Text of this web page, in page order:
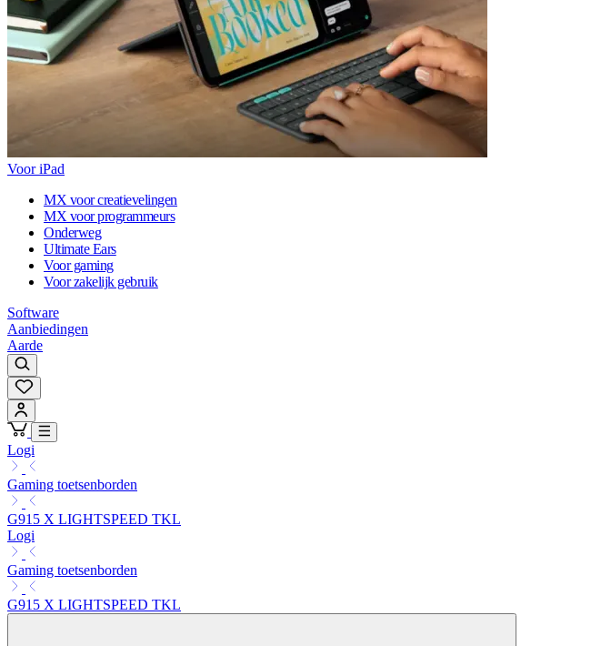
Voor iPad
MX voor creatievelingen
MX voor programmeurs
Onderweg
Ultimate Ears
Voor gaming
Voor zakelijk gebruik
Software
Aanbiedingen
Aarde
Logi
Gaming toetsenborden
G915 X LIGHTSPEED TKL
Logi
Gaming toetsenborden
G915 X LIGHTSPEED TKL